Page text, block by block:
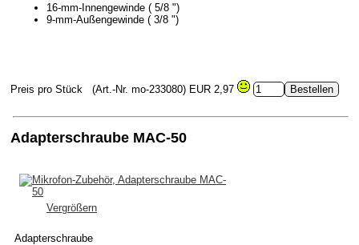
16-mm-Innengewinde ( 5/8 ")
9-mm-Außengewinde ( 3/8 ")
Preis pro Stück (Art.-Nr. mo-233080) EUR 2,97
Adapterschraube MAC-50
Vergrößern
Adapterschraube